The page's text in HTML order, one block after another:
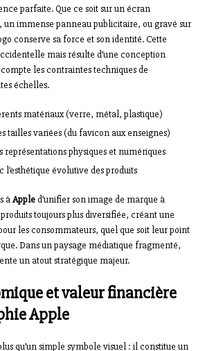
parfaite. Que ce soit sur un écran
un immense panneau publicitaire, ou gravé sur
conserve sa force et son identité. Cette
mais résulte d’une conception
les contraintes techniques de
échelles.
matériaux (verre, métal, plastique)
tailles variées (du favicon aux enseignes)
représentations physiques et numériques
évolutive des produits
àAppled’unifier son image de marque à
toujours plus diversifiée, créant une
les consommateurs, quel que soit leur point
Dans un paysage médiatique fragmenté,
un atout stratégique majeur.
et valeur financière
Apple
qu’un simple symbole visuel : il constitue un